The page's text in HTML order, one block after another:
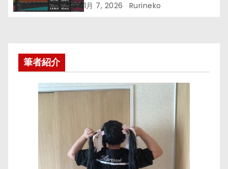
1月 7, 2026 Rurineko
筆者紹介